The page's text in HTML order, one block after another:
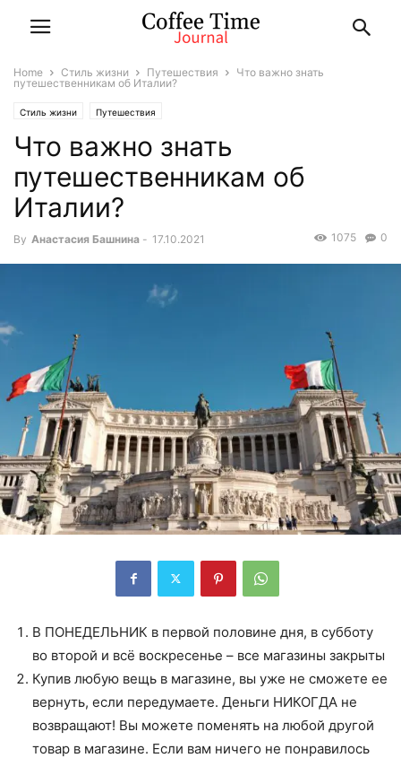
Home Стиль жизни Путешествия
Что важно знать
путешественникам об Италии?
Стиль жизни Путешествия
Что важно знать
путешественникам об
Италии?
By Анастасия Башнина - 17.10.2021 0
1075
В ПОНЕДЕЛЬНИК в первой половине дня, в субботу
во второй и всё воскресенье – все магазины закрыты
Купив любую вещь в магазине, вы уже не сможете ее
вернуть, если передумаете. Деньги НИКОГДА не
возвращают! Вы можете поменять на любой другой
товар в магазине. Если вам ничего не понравилось